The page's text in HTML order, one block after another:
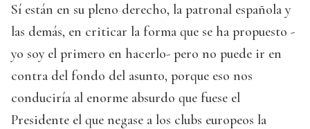
Sí están en su pleno derecho, la patronal española y
las demás, en criticar la forma que se ha propuesto -
yo soy el primero en hacerlo- pero no puede ir en
contra del fondo del asunto, porque eso nos
conduciría al enorme absurdo que fuese el
Presidente el que negase a los clubs europeos la